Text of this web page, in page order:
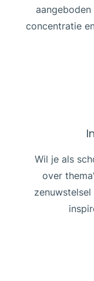
concentratie
Wil je als
over